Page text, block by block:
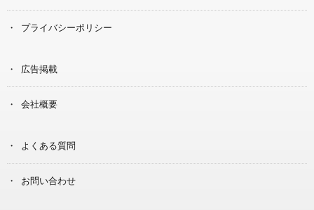
プライバシーポリシー
広告掲載
会社概要
よくある質問
お問い合わせ